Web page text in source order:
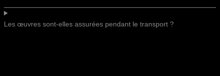
Les œuvres sont-elles assurées pendant le transport ?